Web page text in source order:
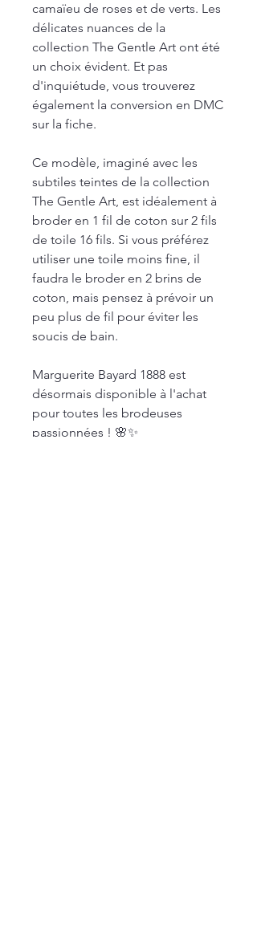
camaïeu de roses et de verts. Les
délicates nuances de la
collection The Gentle Art ont été
un choix évident. Et pas
d'inquiétude, vous trouverez
également la conversion en DMC
sur la fiche.
Ce modèle, imaginé avec les
subtiles teintes de la collection
The Gentle Art, est idéalement à
broder en 1 fil de coton sur 2 fils
de toile 16 fils. Si vous préférez
utiliser une toile moins fine, il
faudra le broder en 2 brins de
coton, mais pensez à prévoir un
peu plus de fil pour éviter les
soucis de bain.
Marguerite Bayard 1888 est
désormais disponible à l'achat
pour toutes les brodeuses
passionnées ! 🌸✨